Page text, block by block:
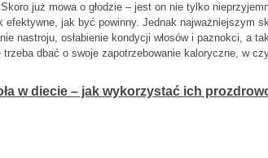
już mowa o głodzie – jest on nie tylko
efektywne, jak być powinny. Jednak najważniejszym
nastroju, osłabienie kondycji włosów i paznokci, a
dbać o swoje zapotrzebowanie kaloryczne, w
w diecie – jak wykorzystać ich